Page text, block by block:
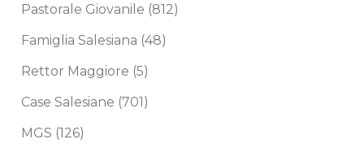
Pastorale Giovanile (812)
Famiglia Salesiana (48)
Rettor Maggiore (5)
Case Salesiane (701)
MGS (126)